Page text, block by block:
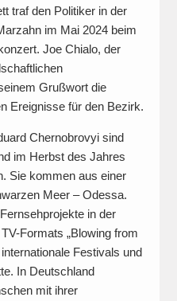
traf den Politiker in der
im Mai 2024 beim
Joe Chialo, der
Grußwort die
Ereignisse für den Bezirk.
Chernobrovyi sind
im Herbst des Jahres
Sie kommen aus einer
Meer – Odessa.
in der
Formats „Blowing from
Festivals und
In Deutschland
mit ihrer